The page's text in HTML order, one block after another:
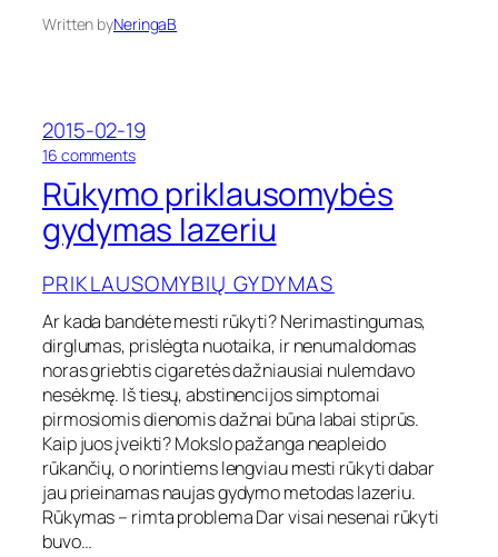
j
a
Written byNeringaB
2015-02-19
16 commentso
R
ū
k
m
p
r
i
k
l
a
u
s
o
m
Rūkymo priklausomybės
gydymas lazeriu
PRIKLAUSOMYBIŲ GYDYMAS
Ar kada bandėte mesti rūkyti? Nerimastingumas,
dirglumas, prislėgta nuotaika, ir nenumaldomas
noras griebtis cigaretės dažniausiai nulemdavo
nesėkmę. Iš tiesų, abstinencijos simptomai
pirmosiomis dienomis dažnai būna labai stiprūs.
Kaip juos įveikti? Mokslo pažanga neapleido
rūkančių, o norintiems lengviau mesti rūkyti dabar
jau prieinamas naujas gydymo metodas lazeriu.
Rūkymas – rimta problema Dar visai nesenai rūkyti
buvo…